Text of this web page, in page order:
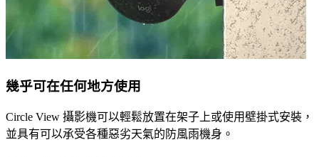
幾乎可在任何地方使用
Circle View 攝影機可以輕鬆放置在架子上或使用壁掛式安裝，
並具有可以承受各種惡劣天氣的防風雨機身。